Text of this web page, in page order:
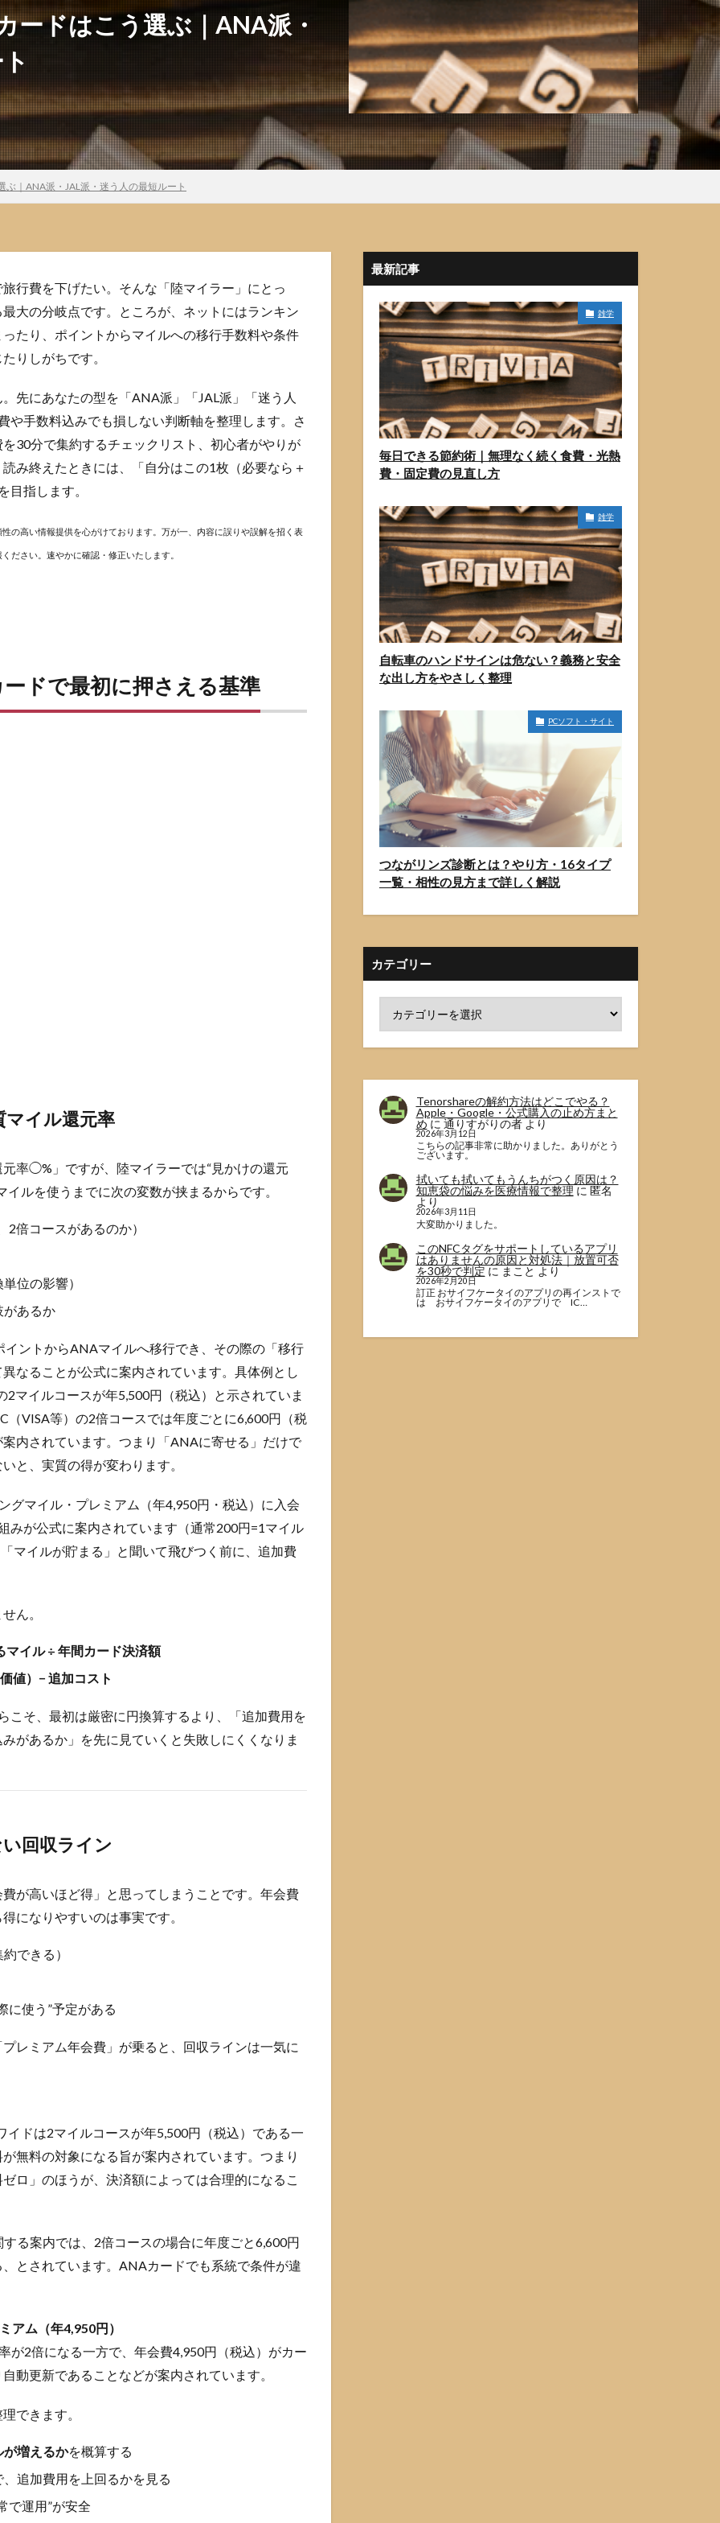
ードはこう選ぶ｜ANA派・
｜ANA派・JAL派・迷う人の最短ルート
行費を下げたい。そんな「陸マイラー」にとっ
大の分岐点です。ところが、ネットにはランキン
たり、ポイントからマイルへの移行手数料や条件
りしがちです。
先にあなたの型を「ANA派」「JAL派」「迷う人
や手数料込みでも損しない判断軸を整理します。さ
30分で集約するチェックリスト、初心者がやりが
み終えたときには、「自分はこの1枚（必要なら＋
目指します。
性の高い情報提供を心がけております。万が一、内容に誤りや誤解を招く表
ください。速やかに確認・修正いたします。
ドで最初に押さえる基準
マイル還元率
率◯%」ですが、陸マイラーでは“見かけの還元
ルを使うまでに次の変数が挟まるからです。
倍コースがあるのか）
位の影響）
があるか
ントからANAマイルへ移行でき、その際の「移行
なることが公式に案内されています。具体例とし
マイルコースが年5,500円（税込）と示されていま
VISA等）の2倍コースでは年度ごとに6,600円（税
内されています。つまり「ANAに寄せる」だけで
と、実質の得が変わります。
グマイル・プレミアム（年4,950円・税込）に入会
みが公式に案内されています（通常200円=1マイル
マイルが貯まる」と聞いて飛びつく前に、追加費
ん。
イル ÷ 年間カード決済額
値）− 追加コスト
こそ、最初は厳密に円換算するより、「追加費用を
があるか」を先に見ていくと失敗しにくくなりま
回収ライン
が高いほど得」と思ってしまうことです。年会費
になりやすいのは事実です。
できる）
に使う”予定がある
レミアム年会費」が乗ると、回収ラインは一気に
ドは2マイルコースが年5,500円（税込）である一
無料の対象になる旨が案内されています。つまり
ロ」のほうが、決済額によっては合理的になるこ
る案内では、2倍コースの場合に年度ごと6,600円
とされています。ANAカードでも系統で条件が違
アム（年4,950円）
が2倍になる一方で、年会費4,950円（税込）がカー
動更新であることなどが案内されています。
できます。
が増えるかを概算する
追加費用を上回るかを見る
で運用”が安全
最新記事
雑学
毎日できる節約術｜無理なく続く食費・光熱
費・固定費の見直し方
雑学
自転車のハンドサインは危ない？義務と安全
な出し方をやさしく整理
PCソフト・サイト
つながリンズ診断とは？やり方・16タイプ
一覧・相性の見方まで詳しく解説
カテゴリー
Tenorshareの解約方法はどこでやる？
Apple・Google・公式購入の止め方まと
め に 通りすがりの者より
2026年3月12日
こちらの記事非常に助かりました。ありがとう
ございます。
拭いても拭いてもうんちがつく原因は？
知恵袋の悩みを医療情報で整理 に 匿名
より
2026年3月11日
大変助かりました。
このNFCタグをサポートしているアプリ
はありませんの原因と対処法｜放置可否
を30秒で判定 に まこと より
2026年2月20日
訂正 おサイフケータイのアプリの再インストで
は おサイフケータイのアプリで IC…